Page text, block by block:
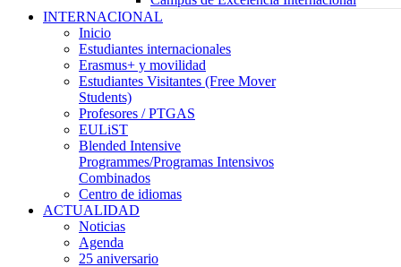
INTERNACIONAL
Inicio
Estudiantes internacionales
Erasmus+ y movilidad
Estudiantes Visitantes (Free Mover
Students)
Profesores / PTGAS
EULiST
Blended Intensive
Programmes/Programas Intensivos
Combinados
Centro de idiomas
ACTUALIDAD
Noticias
Agenda
25 aniversario